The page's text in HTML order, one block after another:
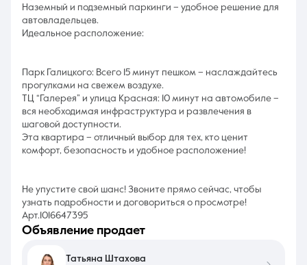
Наземный и подземный паркинги – удобное решение для
автовладельцев.
Идеальное расположение:
Парк Галицкого: Всего 15 минут пешком – наслаждайтесь
прогулками на свежем воздухе.
ТЦ “Галерея” и улица Красная: 10 минут на автомобиле –
вся необходимая инфраструктура и развлечения в
шаговой доступности.
Эта квартира – отличный выбор для тех, кто ценит
комфорт, безопасность и удобное расположение!
Не упустите свой шанс! Звоните прямо сейчас, чтобы
узнать подробности и договориться о просмотре!
Арт.1016647395
объявление продает
Татьяна Штахова